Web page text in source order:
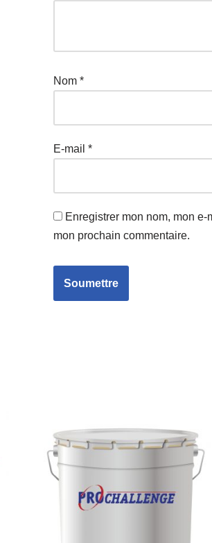
Nom *
E-mail *
Enregistrer mon nom, mon
mon prochain commentaire.